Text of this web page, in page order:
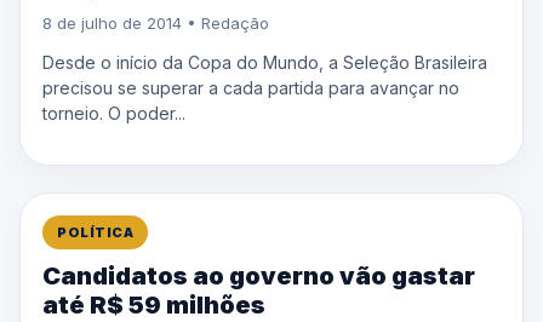
8 de julho de 2014 • Redação
Desde o início da Copa do Mundo, a Seleção Brasileira
precisou se superar a cada partida para avançar no
torneio. O poder...
POLÍTICA
Candidatos ao governo vão gastar
até R$ 59 milhões